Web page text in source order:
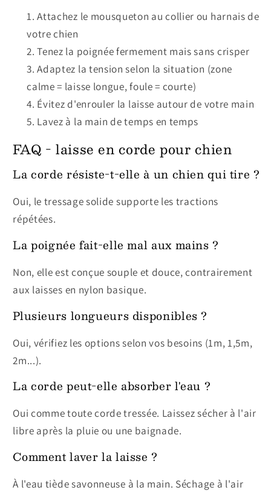
Attachez le mousqueton au collier ou harnais de
votre chien
Tenez la poignée fermement mais sans crisper
Adaptez la tension selon la situation (zone
calme = laisse longue, foule = courte)
Évitez d'enrouler la laisse autour de votre main
Lavez à la main de temps en temps
FAQ - laisse en corde pour chien
La corde résiste-t-elle à un chien qui tire ?
Oui, le tressage solide supporte les tractions
répétées.
La poignée fait-elle mal aux mains ?
Non, elle est conçue souple et douce, contrairement
aux laisses en nylon basique.
Plusieurs longueurs disponibles ?
Oui, vérifiez les options selon vos besoins (1m, 1,5m,
2m...).
La corde peut-elle absorber l'eau ?
Oui comme toute corde tressée. Laissez sécher à l'air
libre après la pluie ou une baignade.
Comment laver la laisse ?
À l'eau tiède savonneuse à la main. Séchage à l'air